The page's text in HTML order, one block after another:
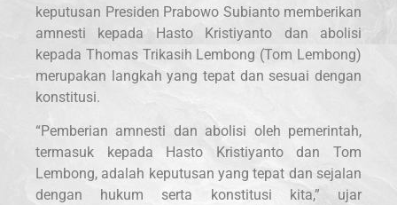
keputusan Presiden Prabowo Subianto memberikan
amnesti kepada Hasto Kristiyanto dan abolisi
kepada Thomas Trikasih Lembong (Tom Lembong)
merupakan langkah yang tepat dan sesuai dengan
konstitusi.
“Pemberian amnesti dan abolisi oleh pemerintah,
termasuk kepada Hasto Kristiyanto dan Tom
Lembong, adalah keputusan yang tepat dan sejalan
dengan hukum serta konstitusi kita,” ujar